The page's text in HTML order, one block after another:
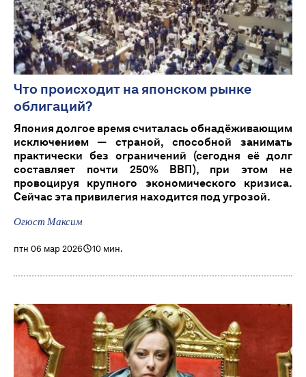
Что происходит на японском рынке
облигаций?
Япония долгое время считалась обнадёживающим
исключением — страной, способной занимать
практически без ограничений (сегодня её долг
составляет почти 250% ВВП), при этом не
провоцируя крупного экономического кризиса.
Сейчас эта привилегия находится под угрозой.
Огюст Максим
птн 06 мар 2026 10 мин.